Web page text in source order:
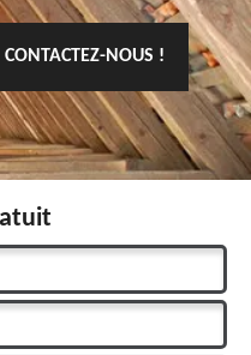
CONTACTEZ-NOUS !